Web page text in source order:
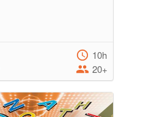
10h
20+